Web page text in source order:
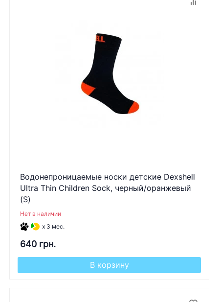
Водонепроницаемые носки детские Dexshell
Ultra Thin Children Sock, черный/оранжевый
(S)
Нет в наличии
x 3 мес.
640 грн.
В корзину